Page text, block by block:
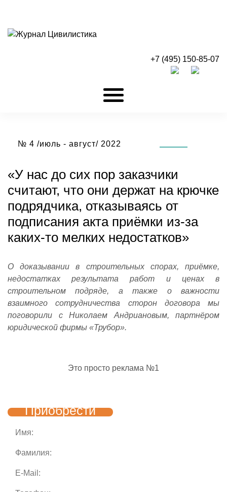
+7 (495) 150-85-07
№ 4 /июль - август/ 2022
«У нас до сих пор заказчики
считают, что они держат на крючке
подрядчика, отказываясь от
подписания акта приёмки из-за
каких-то мелких недостатков»
О доказывании в строительных спорах, приёмке,
недостатках результата работ и ценах в
строительном подряде, а также о важности
взаимного сотрудничества сторон договора мы
поговорили с Николаем Андриановым, партнёром
юридической фирмы «Трубор».
Это просто реклама №1
Приобрести